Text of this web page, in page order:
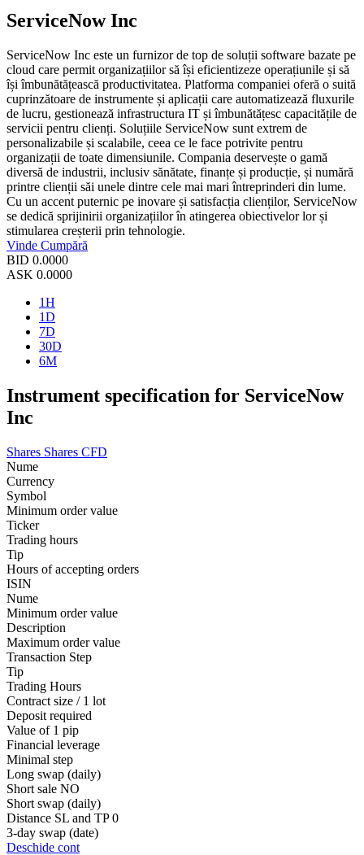
ServiceNow Inc
ServiceNow Inc este un furnizor de top de soluții software bazate pe
cloud care permit organizațiilor să își eficientizeze operațiunile și să
își îmbunătățească productivitatea. Platforma companiei oferă o suită
cuprinzătoare de instrumente și aplicații care automatizează fluxurile
de lucru, gestionează infrastructura IT și îmbunătățesc capacitățile de
servicii pentru clienți. Soluțiile ServiceNow sunt extrem de
personalizabile și scalabile, ceea ce le face potrivite pentru
organizații de toate dimensiunile. Compania deservește o gamă
diversă de industrii, inclusiv sănătate, finanțe și producție, și numără
printre clienții săi unele dintre cele mai mari întreprinderi din lume.
Cu un accent puternic pe inovare și satisfacția clienților, ServiceNow
se dedică sprijinirii organizațiilor în atingerea obiectivelor lor și
stimularea creșterii prin tehnologie.
Vinde Cumpără
BID 0.0000
ASK 0.0000
1H
1D
7D
30D
6M
Instrument specification for ServiceNow
Inc
Shares Shares CFD
Nume
Currency
Symbol
Minimum order value
Ticker
Trading hours
Tip
Hours of accepting orders
ISIN
Nume
Minimum order value
Description
Maximum order value
Transaction Step
Tip
Trading Hours
Contract size / 1 lot
Deposit required
Value of 1 pip
Financial leverage
Minimal step
Long swap (daily)
Short sale NO
Short swap (daily)
Distance SL and TP 0
3-day swap (date)
Deschide cont